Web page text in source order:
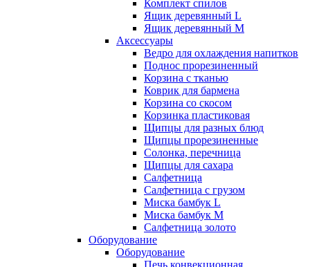
Комплект спилов
Ящик деревянный L
Ящик деревянный M
Аксессуары
Ведро для охлаждения напитков
Поднос прорезиненный
Корзина с тканью
Коврик для бармена
Корзина со скосом
Корзинка пластиковая
Щипцы для разных блюд
Щипцы прорезиненные
Солонка, перечница
Щипцы для сахара
Салфетница
Салфетница с грузом
Миска бамбук L
Миска бамбук M
Салфетница золото
Оборудование
Оборудование
Печь конвекционная